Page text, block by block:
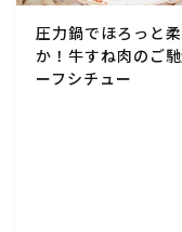
圧力鍋でほろっと柔
か！牛すね肉のご
ーフシチュー